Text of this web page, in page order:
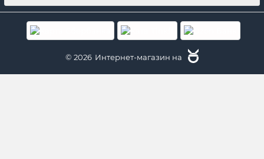
© 2026 Интернет-магазин на